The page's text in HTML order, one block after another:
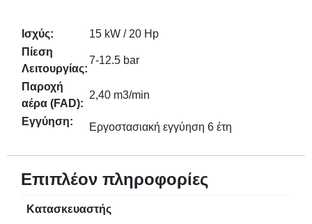
Ισχύς:
15 kW / 20 Hp
Πίεση
Λειτουργίας:
7-12.5 bar
Παροχή
αέρα (FAD):
2,40 m3/min
Εγγύηση: Εργοστασιακή εγγύηση 6 έτη
Επιπλέον πληροφορίες
Κατασκευαστής